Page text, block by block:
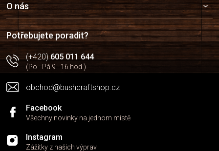
a
t
í
O nás
Potřebujete poradit?
(+420)605 011 644
(Po - Pá 9 - 16 hod.)
obchod@bushcraftshop.cz
Facebook
Všechny novinky na jednom místě
Instagram
Zážitky z našich výprav